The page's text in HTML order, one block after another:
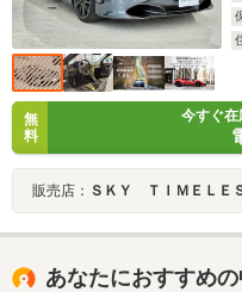
無
料
今すぐ在
販売店： ＳＫＹ ＴＩＭＥＬＥ
あなたにおすすめ